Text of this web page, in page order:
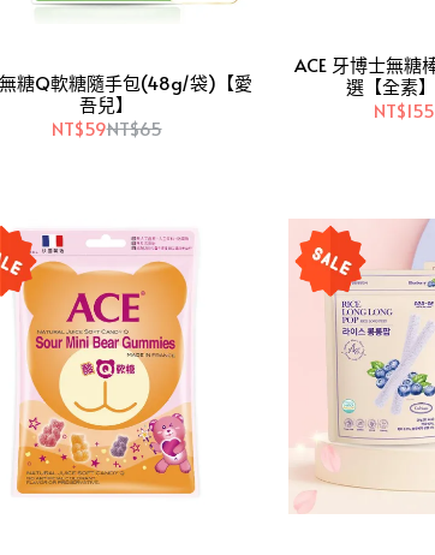
糖Q軟糖隨手包(48g/袋)【愛
吾兒】
NT$59NT$65
ACE 牙博士無糖
選【全素
NT$155